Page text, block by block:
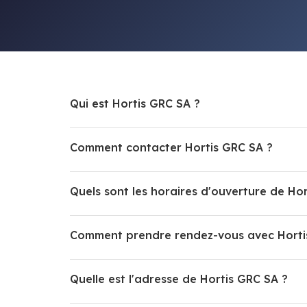
Qui est Hortis GRC SA ?
Comment contacter Hortis GRC SA ?
Quels sont les horaires d'ouverture de
Comment prendre rendez-vous avec
Quelle est l'adresse de Hortis GRC SA ?